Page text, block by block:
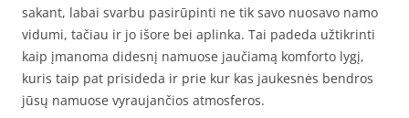
sakant, labai svarbu pasirūpinti ne tik savo nuosavo namo
vidumi, tačiau ir jo išore bei aplinka. Tai padeda užtikrinti
kaip įmanoma didesnį namuose jaučiamą komforto lygį,
kuris taip pat prisideda ir prie kur kas jaukesnės bendros
jūsų namuose vyraujančios atmosferos.